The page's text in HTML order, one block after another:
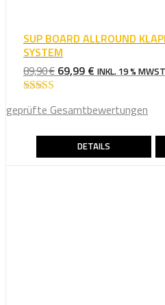
SUP BOARD ALLROUND
SYSTEM
89,90€ URSPRÜNGLICHER
WAR:
89,90 €
69,99 € AKTUELLER
69,99 €.
INKL. 19 %
4.75von 5
geprüfte Gesamtbewertungen
DETAILS